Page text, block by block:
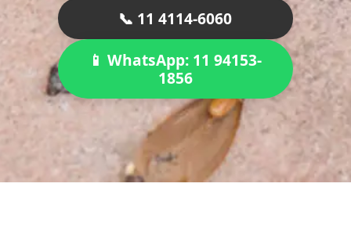
📞 11 4114-6060
📱 WhatsApp: 11 94153-
1856